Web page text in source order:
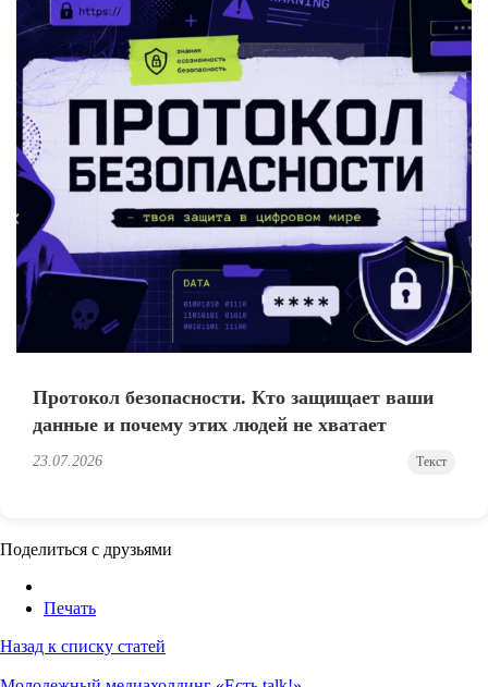
Протокол безопасности. Кто защищает ваши
данные и почему этих людей не хватает
23.07.2026 Текст
Поделиться с друзьями
Печать
Назад к списку статей